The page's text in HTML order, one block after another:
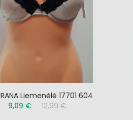
Liemenėlė 17701 604
9,09 €
12,99 €